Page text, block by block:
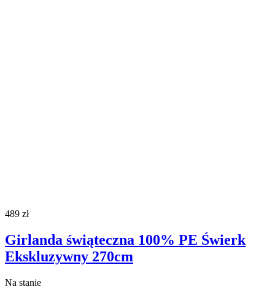
489 zł
Girlanda świąteczna 100% PE Świerk
Ekskluzywny 270cm
Na stanie